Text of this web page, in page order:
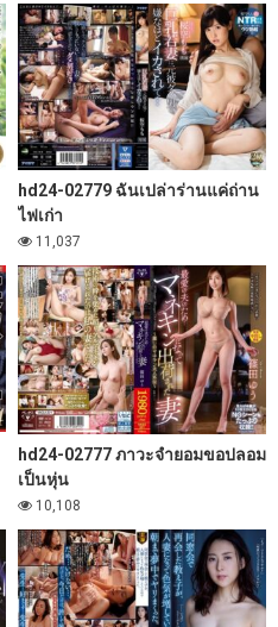
hd24-02779 ฉันเปล่าร่านแค่ถ่าน
ไฟเก่า
11,037
hd24-02777 ภาวะจำยอมขอปลอม
เป็นหุ่น
10,108